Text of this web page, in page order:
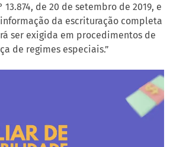
de 20 de setembro de 2019, e
da escrituração completa
ser exigida em procedimentos de
de regimes especiais.”